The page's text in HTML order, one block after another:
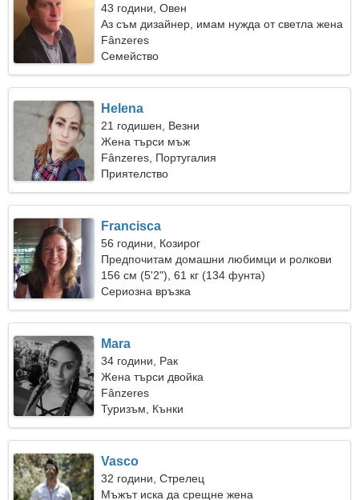
43 години, Овен
Аз съм дизайнер, имам нужда от светла жена
Fânzeres
Семейство
Helena
21 годишен, Везни
Жена търси мъж
Fânzeres, Португалия
Приятелство
Francisca
56 години, Козирог
Предпочитам домашни любимци и ролкови
кънки
156 см (5'2"), 61 кг (134 фунта)
Сериозна връзка
Mara
34 години, Рак
Жена търси двойка
Fânzeres
Туризъм, Кънки
Vasco
32 години, Стрелец
Мъжът иска да срещне жена